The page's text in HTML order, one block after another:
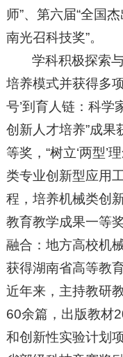
师”、第六届“全国
南光召科技奖”。
学科积极探索
培养模式并获得多
号’到育人链：科学
创新人才培养”成
等奖，“树立‘两型’
类专业创新型应用
程，培养机械类创
教育教学成果一等
融合：地方高校机
获得湖南省高等教
近年来，主持教研
60余篇，出版教材
和创新性实验计划